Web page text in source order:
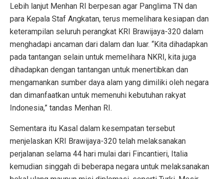
Lebih lanjut Menhan RI berpesan agar Panglima TN dan
para Kepala Staf Angkatan, terus memelihara kesiapan dan
keterampilan seluruh perangkat KRI Brawijaya-320 dalam
menghadapi ancaman dari dalam dan luar. “Kita dihadapkan
pada tantangan selain untuk memelihara NKRI, kita juga
dihadapkan dengan tantangan untuk menertibkan dan
mengamankan sumber daya alam yang dimiliki oleh negara
dan dimanfaatkan untuk memenuhi kebutuhan rakyat
Indonesia,” tandas Menhan RI.
Sementara itu Kasal dalam kesempatan tersebut
menjelaskan KRI Brawijaya-320 telah melaksanakan
perjalanan selama 44 hari mulai dari Fincantieri, Italia
kemudian singgah di beberapa negara untuk melaksanakan